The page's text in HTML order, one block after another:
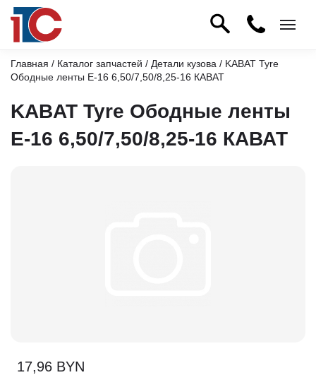
Главная / Каталог запчастей / Детали кузова / KABAT Tyre
Ободные ленты Е-16 6,50/7,50/8,25-16 КАВАТ
KABAT Tyre Ободные ленты
Е-16 6,50/7,50/8,25-16 КАВАТ
17,96 BYN